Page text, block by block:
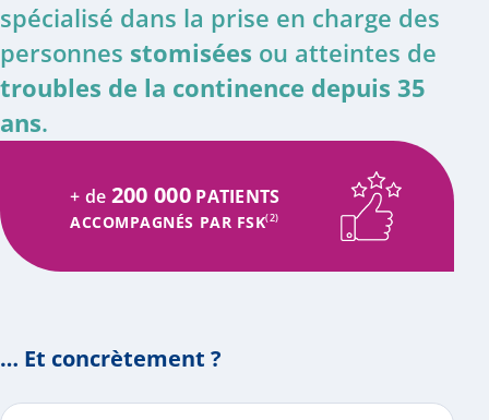
spécialisé dans la prise en charge des
personnes stomisées ou atteintes de
troubles de la continence depuis 35
ans.
+ de 200 000 PATIENTS
ACCOMPAGNÉS PAR FSK(2)
… Et concrètement ?